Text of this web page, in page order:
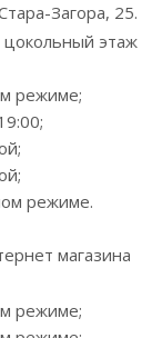
Загора, 25.
цокольный этаж
режиме;
режиме.
магазина
режиме;